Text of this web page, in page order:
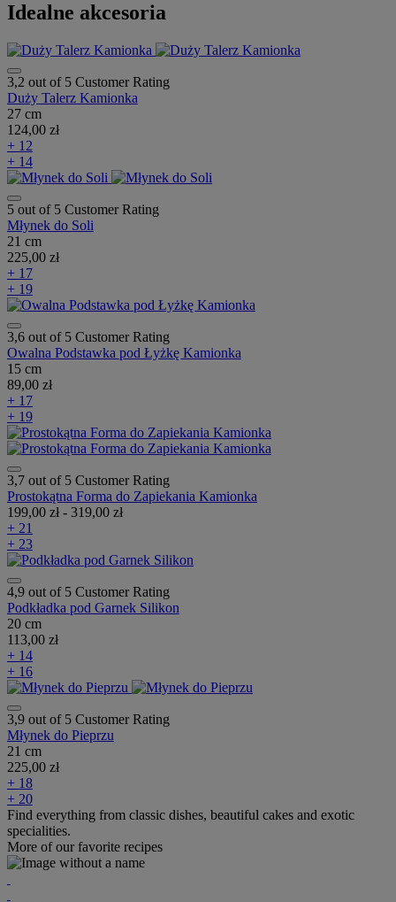
Idealne akcesoria
3,2 out of 5 Customer Rating
Duży Talerz Kamionka
27 cm
124,00 zł
+ 12
+ 14
5 out of 5 Customer Rating
Młynek do Soli
21 cm
225,00 zł
+ 17
+ 19
3,6 out of 5 Customer Rating
Owalna Podstawka pod Łyżkę Kamionka
15 cm
89,00 zł
+ 17
+ 19
3,7 out of 5 Customer Rating
Prostokątna Forma do Zapiekania Kamionka
199,00 zł- 319,00 zł
+ 21
+ 23
4,9 out of 5 Customer Rating
Podkładka pod Garnek Silikon
20 cm
113,00 zł
+ 14
+ 16
3,9 out of 5 Customer Rating
Młynek do Pieprzu
21 cm
225,00 zł
+ 18
+ 20
Find everything from classic dishes, beautiful cakes and exotic
specialities.
More of our favorite recipes